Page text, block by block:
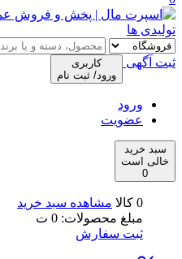
ثبت آگهی
کاربری
ورود/ ثبت نام
ورود
عضویت
سبد خرید
خالی است
0
0 کالا
مشاهده سبد خرید
مبلغ محصولات: 0 ت
ثبت سفارش